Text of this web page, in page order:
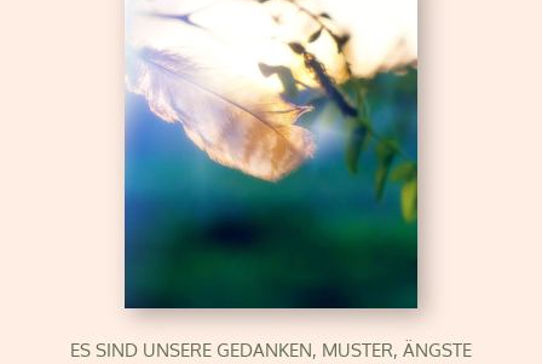
ES SIND UNSERE GEDANKEN, MUSTER, ÄNGSTE